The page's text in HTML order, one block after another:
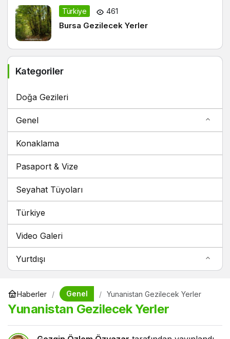
Türkiye 461
Bursa Gezilecek Yerler
Kategoriler
Doğa Gezileri
Genel
Konaklama
Pasaport & Vize
Seyahat Tüyoları
Türkiye
Video Galeri
Yurtdışı
Haberler Genel Yunanistan Gezilecek Yerler
Yunanistan Gezilecek Yerler